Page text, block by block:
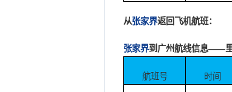
从张家界返回飞机航班：
张家界到广州航线信息——
航班号 时间